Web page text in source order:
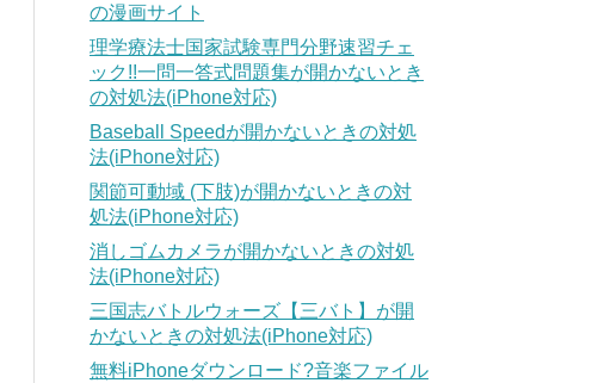
の漫画サイト
理学療法士国家試験専門分野速習チェ
ック!!一問一答式問題集が開かないとき
の対処法(iPhone対応)
Baseball Speedが開かないときの対処
法(iPhone対応)
関節可動域 (下肢)が開かないときの対
処法(iPhone対応)
消しゴムカメラが開かないときの対処
法(iPhone対応)
三国志バトルウォーズ【三バト】が開
かないときの対処法(iPhone対応)
無料iPhoneダウンロード?音楽ファイル